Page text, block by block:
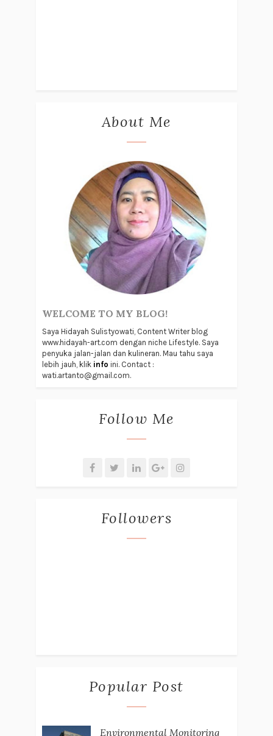
About Me
WELCOME TO MY BLOG!
Saya Hidayah Sulistyowati, Content Writer blog
www.hidayah-art.com dengan niche Lifestyle. Saya
penyuka jalan-jalan dan kulineran. Mau tahu saya
lebih jauh, klik info ini. Contact :
wati.artanto@gmail.com.
Follow Me
Followers
Popular Post
Environmental Monitoring